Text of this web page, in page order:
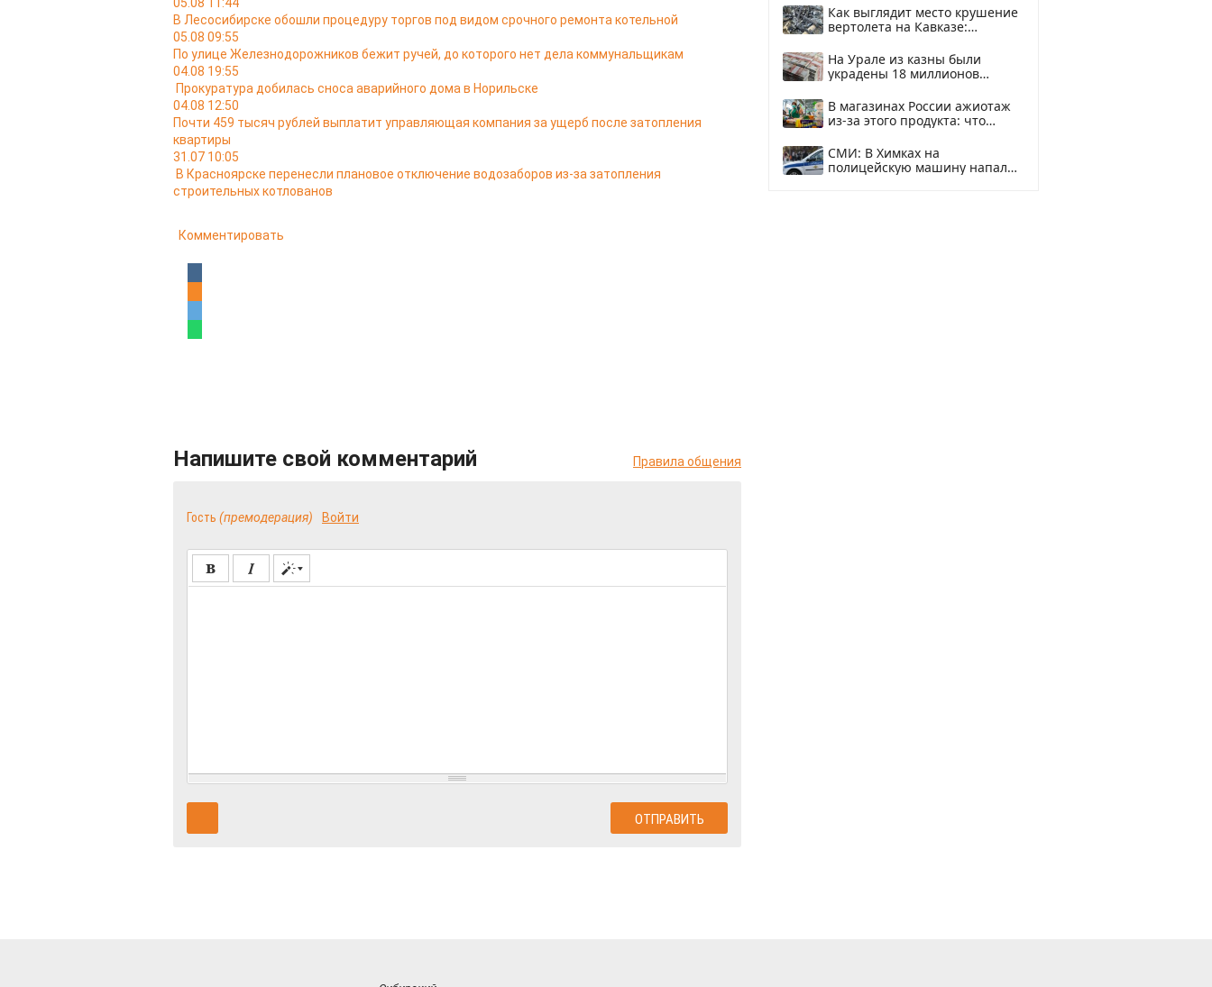
В Лесосибирске обошли процедуру торгов под видом срочного ремонта котельной
05.08 09:55
По улице Железнодорожников бежит ручей, до которого нет дела коммунальщикам
04.08 19:55
Прокуратура добилась сноса аварийного дома в Норильске
04.08 12:50
Почти 459 тысяч рублей выплатит управляющая компания за ущерб после затопления
квартиры
31.07 10:05
В Красноярске перенесли плановое отключение водозаборов из-за затопления
строительных котлованов
Комментировать
Напишите свой комментарий Правила общения
Гость (премодерация) Войти
Как выглядит место крушение
вертолета на Кавказе:
На Урале из казны были
украдены 18 миллионов
В магазинах России ажиотаж
из-за этого продукта: что
СМИ: В Химках на
полицейскую машину напали